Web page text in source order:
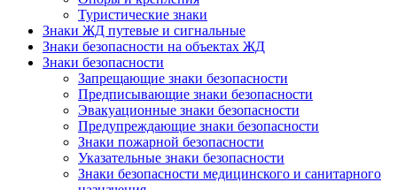
Туристические знаки
Знаки ЖД путевые и сигнальные
Знаки безопасности на объектах ЖД
Знаки безопасности
Запрещающие знаки безопасности
Предписывающие знаки безопасности
Эвакуационные знаки безопасности
Предупреждающие знаки безопасности
Знаки пожарной безопасности
Указательные знаки безопасности
Знаки безопасности медицинского и санитарного